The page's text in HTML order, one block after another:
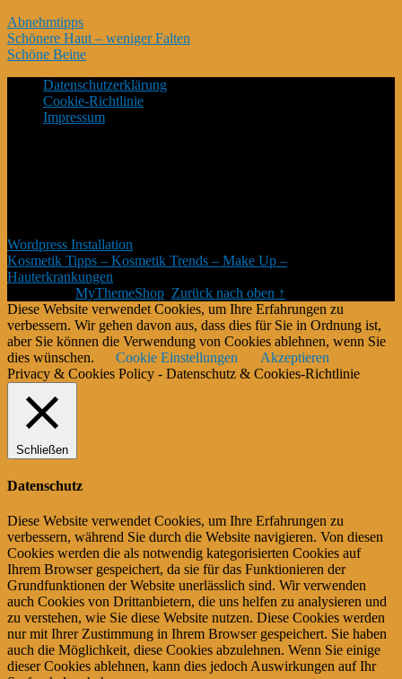
Abnehmtipps
Schönere Haut – weniger Falten
Schöne Beine
Datenschutzerklärung
Cookie-Richtlinie
Impressum
Wordpress Installation
Kosmetik Tipps – Kosmetik Trends – Make Up –
Hauterkrankungen
MyThemeShop Zurück nach oben ↑
Diese Website verwendet Cookies, um Ihre Erfahrungen zu
verbessern. Wir gehen davon aus, dass dies für Sie in Ordnung ist,
aber Sie können die Verwendung von Cookies ablehnen, wenn Sie
dies wünschen.
Cookie Einstellungen
Akzeptieren
Privacy & Cookies Policy - Datenschutz & Cookies-Richtlinie
Schließen
Datenschutz
Diese Website verwendet Cookies, um Ihre Erfahrungen zu
verbessern, während Sie durch die Website navigieren. Von diesen
Cookies werden die als notwendig kategorisierten Cookies auf
Ihrem Browser gespeichert, da sie für das Funktionieren der
Grundfunktionen der Website unerlässlich sind. Wir verwenden
auch Cookies von Drittanbietern, die uns helfen zu analysieren und
zu verstehen, wie Sie diese Website nutzen. Diese Cookies werden
nur mit Ihrer Zustimmung in Ihrem Browser gespeichert. Sie haben
auch die Möglichkeit, diese Cookies abzulehnen. Wenn Sie einige
dieser Cookies ablehnen, kann dies jedoch Auswirkungen auf Ihr